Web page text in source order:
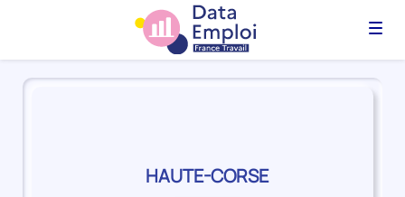
Menu
Panorama
HAUTE-CORSE